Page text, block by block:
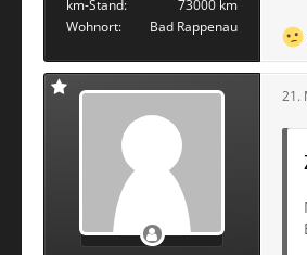
km-Stand
73000 km
Wohnort
Bad Rappenau
21.